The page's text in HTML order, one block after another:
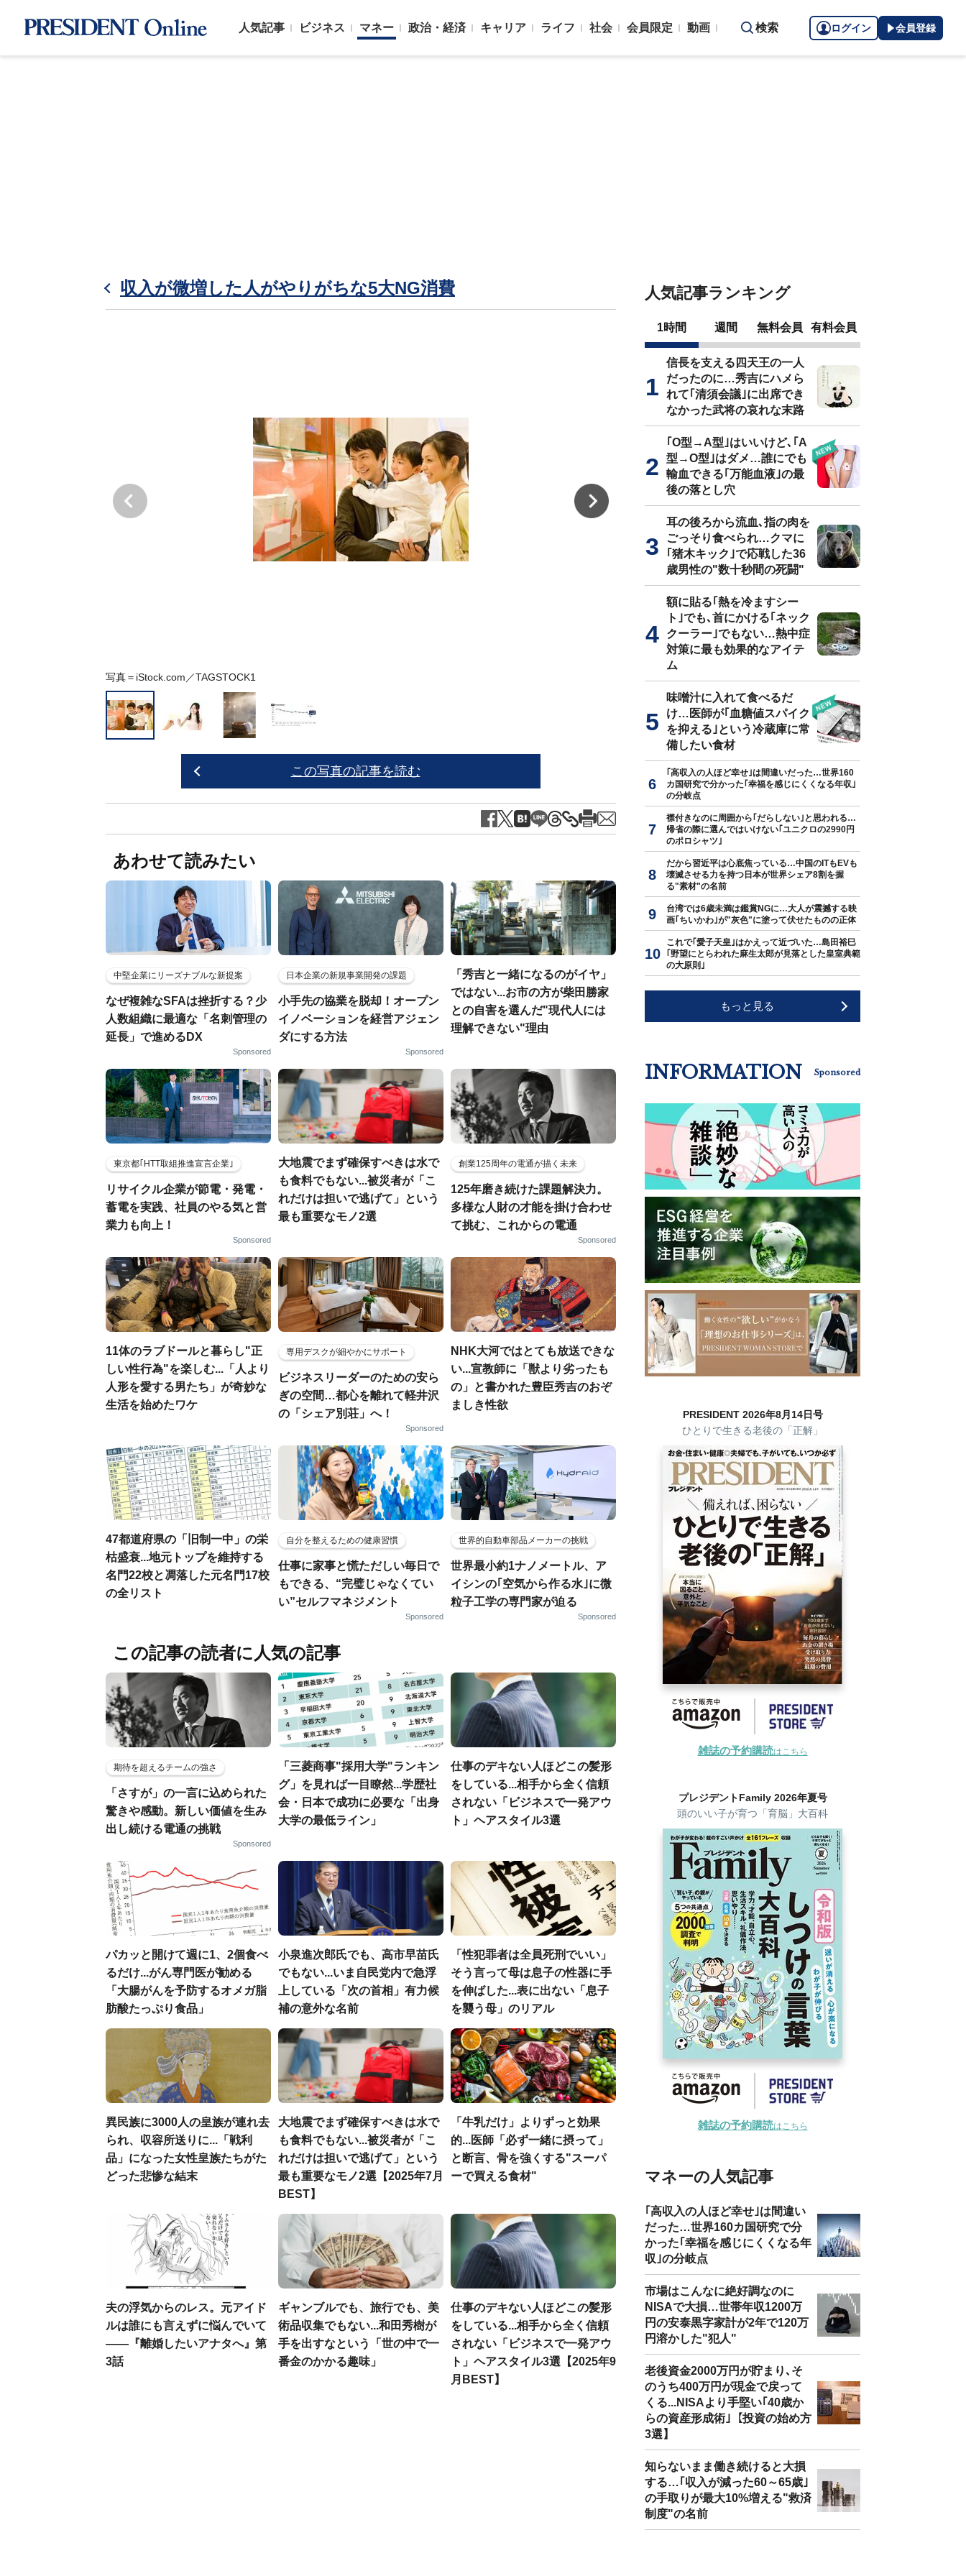
人気記事 ビジネス マネー 政治・経済 キャリア ライフ 社会 会員限定 動画 検索 ログイン 会員登録
収入が微増した人がやりがちな5大NG消費
写真＝iStock.com／TAGSTOCK1
この写真の記事を読む
あわせて読みたい
中堅企業にリーズナブルな新提案
なぜ複雑なSFAは挫折する？少
人数組織に最適な「名刺管理の
延長」で進めるDX
Sponsored
日本企業の新規事業開発の課題
小手先の協業を脱却！オープン
イノベーションを経営アジェン
ダにする方法
Sponsored
「秀吉と一緒になるのがイヤ」
ではない...お市の方が柴田勝家
との自害を選んだ"現代人には
理解できない"理由
東京都｢HTT取組推進宣言企業｣
リサイクル企業が節電・発電・
蓄電を実践、社員のやる気と営
業力も向上！
Sponsored
大地震でまず確保すべきは水で
も食料でもない...被災者が「こ
れだけは担いで逃げて」という
最も重要なモノ2選
創業125周年の電通が描く未来
125年磨き続けた課題解決力。
多様な人財の才能を掛け合わせ
て挑む、これからの電通
Sponsored
11体のラブドールと暮らし"正
しい性行為"を楽しむ...「人より
人形を愛する男たち」が奇妙な
生活を始めたワケ
専用デスクが細やかにサポート
ビジネスリーダーのための安ら
ぎの空間…都心を離れて軽井沢
の「シェア別荘」へ！
Sponsored
NHK大河ではとても放送できな
い...宣教師に「獣より劣ったも
の」と書かれた豊臣秀吉のおぞ
ましき性欲
47都道府県の「旧制一中」の栄
枯盛衰...地元トップを維持する
名門22校と凋落した元名門17校
の全リスト
自分を整えるための健康習慣
仕事に家事と慌ただしい毎日で
もできる、“完璧じゃなくてい
い”セルフマネジメント
Sponsored
世界的自動車部品メーカーの挑戦
世界最小約1ナノメートル、ア
イシンの｢空気から作る水｣に微
粒子工学の専門家が迫る
Sponsored
この記事の読者に人気の記事
期待を超えるチームの強さ
「さすが」の一言に込められた
驚きや感動。新しい価値を生み
出し続ける電通の挑戦
Sponsored
「三菱商事"採用大学"ランキン
グ」を見れば一目瞭然...学歴社
会・日本で成功に必要な「出身
大学の最低ライン」
仕事のデキない人ほどこの髪形
をしている...相手から全く信頼
されない「ビジネスで一発アウ
ト」ヘアスタイル3選
パカッと開けて週に1、2個食べ
るだけ...がん専門医が勧める
「大腸がんを予防するオメガ脂
肪酸たっぷり食品」
小泉進次郎氏でも、高市早苗氏
でもない...いま自民党内で急浮
上している「次の首相」有力候
補の意外な名前
「性犯罪者は全員死刑でいい」
そう言って母は息子の性器に手
を伸ばした...表に出ない「息子
を襲う母」のリアル
異民族に3000人の皇族が連れ去
られ、収容所送りに...「戦利
品」になった女性皇族たちがた
どった悲惨な結末
大地震でまず確保すべきは水で
も食料でもない...被災者が「こ
れだけは担いで逃げて」という
最も重要なモノ2選【2025年7月
BEST】
「牛乳だけ」よりずっと効果
的...医師「必ず一緒に摂って」
と断言、骨を強くする"スーパ
ーで買える食材"
夫の浮気からのレス。元アイド
ルは誰にも言えずに悩んでいて
――『離婚したいアナタへ』第
3話
ギャンブルでも、旅行でも、美
術品収集でもない...和田秀樹が
手を出すなという「世の中で一
番金のかかる趣味」
仕事のデキない人ほどこの髪形
をしている...相手から全く信頼
されない「ビジネスで一発アウ
ト」ヘアスタイル3選【2025年9
月BEST】
人気記事ランキング
1時間 週間 無料会員 有料会員
信長を支える四天王の一人
だったのに…秀吉にハメら
れて｢清須会議｣に出席でき
なかった武将の哀れな末路
｢O型→A型｣はいいけど､｢A
型→O型｣はダメ…誰にでも
輸血できる｢万能血液｣の最
後の落とし穴
耳の後ろから流血､指の肉を
ごっそり食べられ…クマに
｢猪木キック｣で応戦した36
歳男性の"数十秒間の死闘"
額に貼る｢熱を冷ますシー
ト｣でも､首にかける｢ネック
クーラー｣でもない…熱中症
対策に最も効果的なアイテ
ム
味噌汁に入れて食べるだ
け…医師が｢血糖値スパイク
を抑える｣という冷蔵庫に常
備したい食材
｢高収入の人ほど幸せ｣は間違いだった…世界160
カ国研究で分かった｢幸福を感じにくくなる年収｣
の分岐点
襟付きなのに周囲から｢だらしない｣と思われる…
帰省の際に選んではいけない｢ユニクロの2990円
のポロシャツ｣
だから習近平は心底焦っている…中国のITもEVも
壊滅させる力を持つ日本が世界シェア8割を握
る"素材"の名前
台湾では6歳未満は鑑賞NGに…大人が震撼する映
画｢ちいかわ｣が"灰色"に塗って伏せたものの正体
これで｢愛子天皇｣はかえって近づいた…島田裕巳
｢野望にとらわれた麻生太郎が見落とした皇室典範
の大原則｣
もっと見る
INFORMATION Sponsored
PRESIDENT 2026年8月14日号
ひとりで生きる老後の「正解」
雑誌の予約購読はこちら
プレジデントFamily 2026年夏号
頭のいい子が育つ「育脳」大百科
雑誌の予約購読はこちら
マネーの人気記事
｢高収入の人ほど幸せ｣は間違い
だった…世界160カ国研究で分
かった｢幸福を感じにくくなる年
収｣の分岐点
市場はこんなに絶好調なのに
NISAで大損…世帯年収1200万
円の安泰黒字家計が2年で120万
円溶かした"犯人"
老後資金2000万円が貯まり､そ
のうち400万円が現金で戻って
くる...NISAより手堅い｢40歳か
らの資産形成術｣【投資の始め方
3選】
知らないまま働き続けると大損
する…｢収入が減った60～65歳｣
の手取りが最大10%増える"救済
制度"の名前